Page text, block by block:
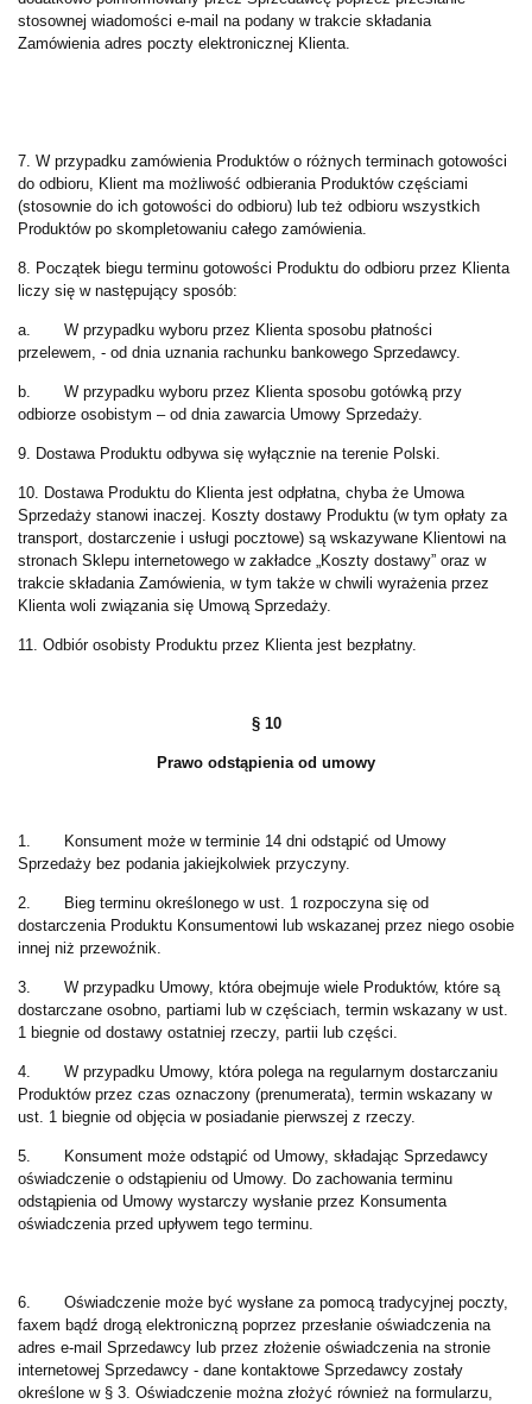
stosownej wiadomości e-mail na podany w trakcie składania
Zamówienia adres poczty elektronicznej Klienta.
7. W przypadku zamówienia Produktów o różnych terminach gotowości
do odbioru, Klient ma możliwość odbierania Produktów częściami
(stosownie do ich gotowości do odbioru) lub też odbioru wszystkich
Produktów po skompletowaniu całego zamówienia.
8. Początek biegu terminu gotowości Produktu do odbioru przez Klienta
liczy się w następujący sposób:
a. W przypadku wyboru przez Klienta sposobu płatności
przelewem, - od dnia uznania rachunku bankowego Sprzedawcy.
b. W przypadku wyboru przez Klienta sposobu gotówką przy
odbiorze osobistym – od dnia zawarcia Umowy Sprzedaży.
9. Dostawa Produktu odbywa się wyłącznie na terenie Polski.
10. Dostawa Produktu do Klienta jest odpłatna, chyba że Umowa
Sprzedaży stanowi inaczej. Koszty dostawy Produktu (w tym opłaty za
transport, dostarczenie i usługi pocztowe) są wskazywane Klientowi na
stronach Sklepu internetowego w zakładce „Koszty dostawy” oraz w
trakcie składania Zamówienia, w tym także w chwili wyrażenia przez
Klienta woli związania się Umową Sprzedaży.
11. Odbiór osobisty Produktu przez Klienta jest bezpłatny.
§ 10
Prawo odstąpienia od umowy
1. Konsument może w terminie 14 dni odstąpić od Umowy
Sprzedaży bez podania jakiejkolwiek przyczyny.
2. Bieg terminu określonego w ust. 1 rozpoczyna się od
dostarczenia Produktu Konsumentowi lub wskazanej przez niego osobie
innej niż przewoźnik.
3. W przypadku Umowy, która obejmuje wiele Produktów, które są
dostarczane osobno, partiami lub w częściach, termin wskazany w ust.
1 biegnie od dostawy ostatniej rzeczy, partii lub części.
4. W przypadku Umowy, która polega na regularnym dostarczaniu
Produktów przez czas oznaczony (prenumerata), termin wskazany w
ust. 1 biegnie od objęcia w posiadanie pierwszej z rzeczy.
5. Konsument może odstąpić od Umowy, składając Sprzedawcy
oświadczenie o odstąpieniu od Umowy. Do zachowania terminu
odstąpienia od Umowy wystarczy wysłanie przez Konsumenta
oświadczenia przed upływem tego terminu.
6. Oświadczenie może być wysłane za pomocą tradycyjnej poczty,
faxem bądź drogą elektroniczną poprzez przesłanie oświadczenia na
adres e-mail Sprzedawcy lub przez złożenie oświadczenia na stronie
internetowej Sprzedawcy - dane kontaktowe Sprzedawcy zostały
określone w § 3. Oświadczenie można złożyć również na formularzu,